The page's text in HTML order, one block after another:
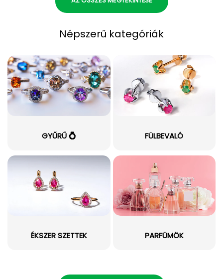
Népszerű kategóriák
GYŰRŰ 💍 FÜLBEVALÓ
ÉKSZER SZETTEK PARFÜMÖK